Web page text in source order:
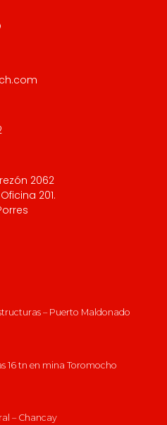
2062
201.
– Puerto Maldonado
16 tn en mina Toromocho
– Chancay